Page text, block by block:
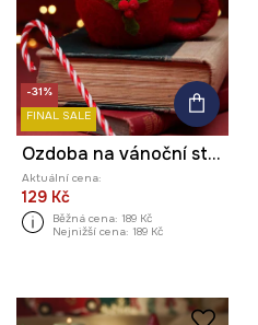
-31%
FINAL SALE
Ozdoba na vánoční stromeček z plsti, handmade
Aktuální cena:
129 Kč
Běžná cena: 189 Kč
Nejnižší cena: 189 Kč